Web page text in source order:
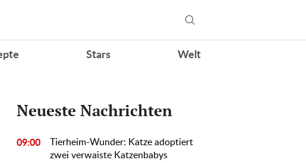
Stars Welt
Neueste Nachrichten
09:00
Tierheim-Wunder: Katze adoptiert
zwei verwaiste Katzenbabys